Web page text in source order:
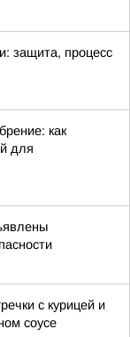
защита, процесс
как
для
с курицей и
соусе